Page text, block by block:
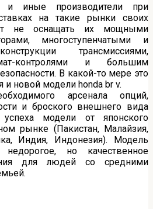
и иные производители при
на такие рынки своих
не оснащать их мощными
многоступенчатыми и
трансмиссиями,
контролями и большим
В какой-то мере это
и новой модели honda br v.
арсенала опций,
и броского внешнего вида
модели от японского
рынке (Пакистан, Малайзия,
Индия, Индонезия). Модель
недорогое, но качественное
для людей со средними